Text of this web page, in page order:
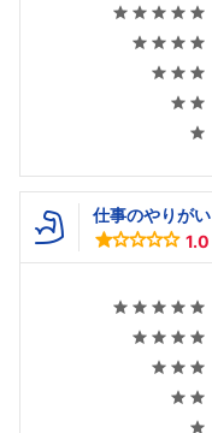
仕事のやりがい
1.0